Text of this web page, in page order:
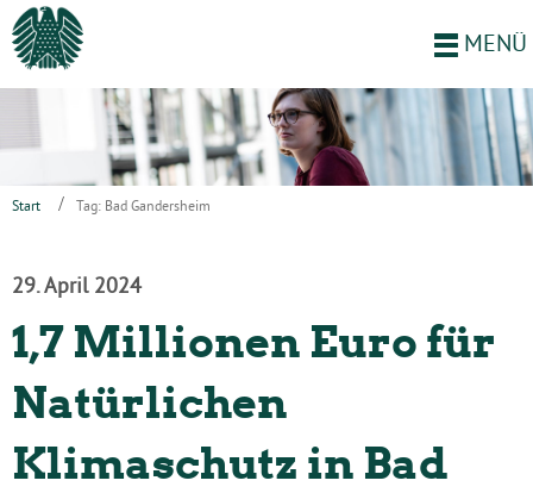
MENÜ
Start Tag: Bad Gandersheim
29. April 2024
1,7 Millionen Euro für
Natürlichen
Klimaschutz in Bad